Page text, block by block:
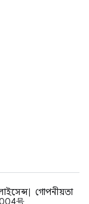
গোপনীয়তা
号